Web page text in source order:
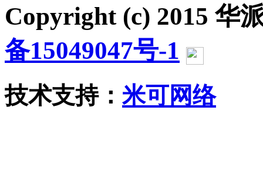
Copyright (c) 2015 华
备15049047号-1
技术支持： 米可网络